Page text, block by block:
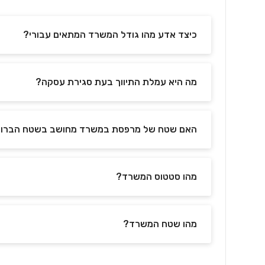
כיצד אדע מהו גודל המשרד המתאים עבורי?
מה היא עמלת התיווך בעת סגירת עסקה?
האם שטח של מרפסת במשרד מחושב בשטח
מהו סטטוס המשרד?
מהו שטח המשרד?